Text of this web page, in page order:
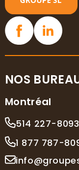
NOS
Montréal
514 227-8093
1 877 787-